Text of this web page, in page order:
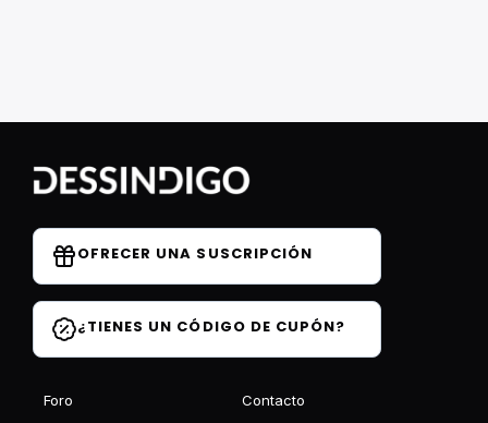
OFRECER UNA SUSCRIPCIÓN
¿TIENES UN CÓDIGO DE CUPÓN?
Foro Contacto